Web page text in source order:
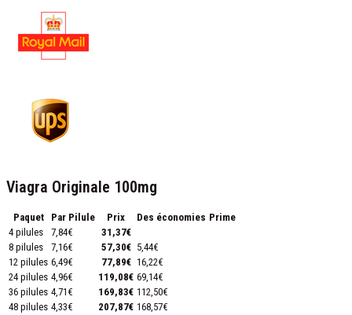
Viagra Originale 100mg
Paquet Par Pilule Prix Des économies Prime
4 pilules
7,84€
31,37€
8 pilules
7,16€ 57,30€ 5,44€
12 pilules 6,49€ 77,89€ 16,22€
24 pilules 4,96€ 119,08€ 69,14€
36 pilules 4,71€ 169,83€ 112,50€
48 pilules 4,33€ 207,87€ 168,57€